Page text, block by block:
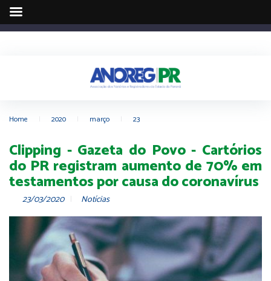
Home 2020 março 23
Clipping - Gazeta do Povo - Cartórios
do PR registram aumento de 70% em
testamentos por causa do coronavírus
23/03/2020 Notícias